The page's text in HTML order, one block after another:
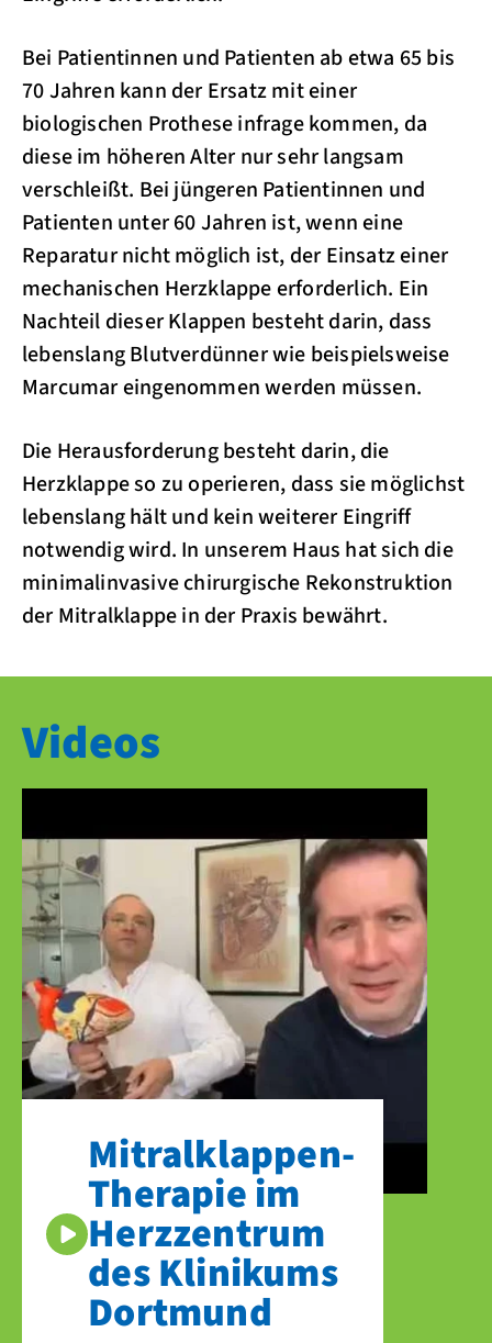
Bei Patientinnen und Patienten ab etwa 65 bis
70 Jahren kann der Ersatz mit einer
biologischen Prothese infrage kommen, da
diese im höheren Alter nur sehr langsam
verschleißt. Bei jüngeren Patientinnen und
Patienten unter 60 Jahren ist, wenn eine
Reparatur nicht möglich ist, der Einsatz einer
mechanischen Herzklappe erforderlich. Ein
Nachteil dieser Klappen besteht darin, dass
lebenslang Blutverdünner wie beispielsweise
Marcumar eingenommen werden müssen.
Die Herausforderung besteht darin, die
Herzklappe so zu operieren, dass sie möglichst
lebenslang hält und kein weiterer Eingriff
notwendig wird. In unserem Haus hat sich die
minimalinvasive chirurgische Rekonstruktion
der Mitralklappe in der Praxis bewährt.
Videos
Mitralklappen-
Therapie im
Herzzentrum
des Klinikums
Dortmund